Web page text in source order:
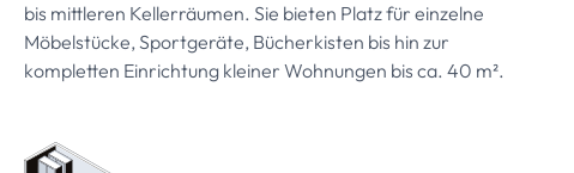
bis mittleren Kellerräumen. Sie bieten Platz für einzelne
Möbelstücke, Sportgeräte, Bücherkisten bis hin zur
kompletten Einrichtung kleiner Wohnungen bis ca. 40 m².